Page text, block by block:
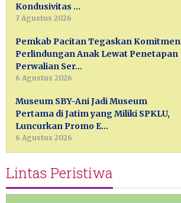
Kondusivitas …
7 Agustus 2026
Pemkab Pacitan Tegaskan Komitmen
Perlindungan Anak Lewat Penetapan
Perwalian Ser…
6 Agustus 2026
Museum SBY-Ani Jadi Museum
Pertama di Jatim yang Miliki SPKLU,
Luncurkan Promo E…
6 Agustus 2026
Lintas Peristiwa